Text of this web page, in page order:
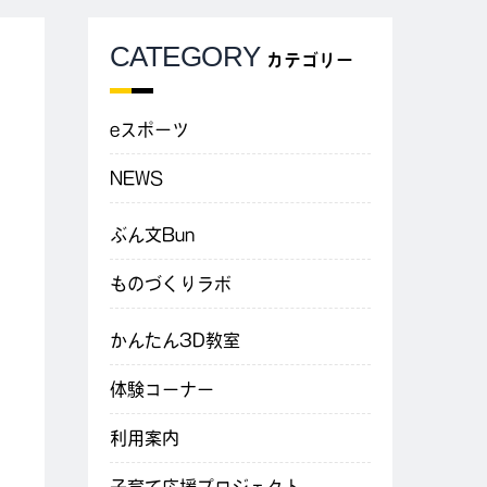
CATEGORY カテゴリー
eスポーツ
NEWS
ぶん文Bun
ものづくりラボ
かんたん3D教室
体験コーナー
利用案内